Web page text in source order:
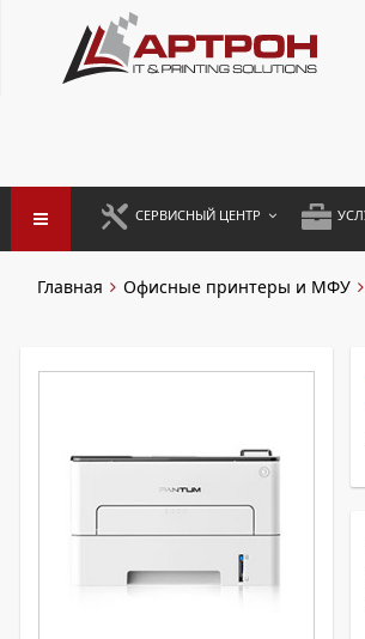
СЕРВИСНЫЙ ЦЕНТР
ПРОФИЛАКТИКА И ТО
РАЗОВЫЕ РЕМОНТЫ
Главная Офисные принтеры и МФУ